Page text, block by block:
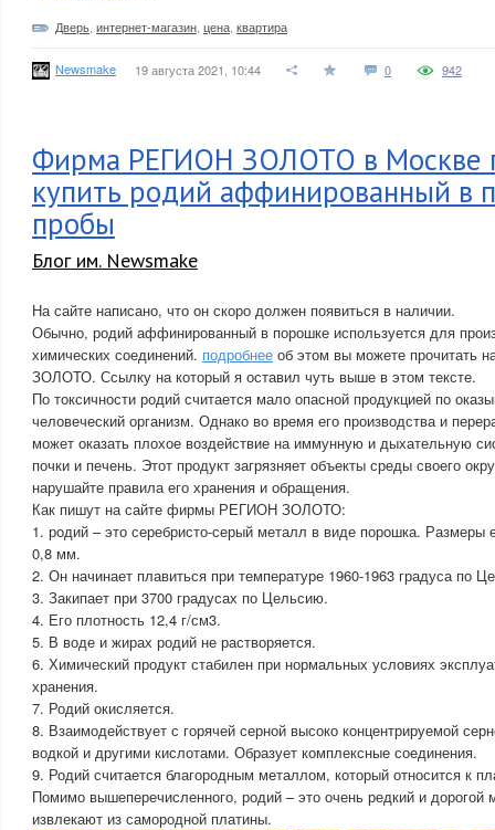
Дверь интернет-магазин цена квартира
Newsmake 19 августа 2021, 10:44 0 942
Фирма РЕГИОН ЗОЛОТО в Москве
купить родий аффинированный в
пробы
Блог им. Newsmake
На сайте написано, что он скоро должен появиться в наличии.
Обычно, родий аффинированный в порошке используется для
химических соединений. подробнее об этом вы можете прочитать
ЗОЛОТО. Ссылку на который я оставил чуть выше в этом тексте.
По токсичности родий считается мало опасной продукцией по
человеческий организм. Однако во время его производства и
может оказать плохое воздействие на иммунную и дыхательную
почки и печень. Этот продукт загрязняет объекты среды своего
нарушайте правила его хранения и обращения.
Как пишут на сайте фирмы РЕГИОН ЗОЛОТО:
1. родий – это серебристо-серый металл в виде порошка. Размеры
0,8 мм.
2. Он начинает плавиться при температуре 1960-1963 градуса по
3. Закипает при 3700 градусах по Цельсию.
4. Его плотность 12,4 г/см3.
5. В воде и жирах родий не растворяется.
6. Химический продукт стабилен при нормальных условиях
хранения.
7. Родий окисляется.
8. Взаимодействует с горячей серной высоко концентрируемой
водкой и другими кислотами. Образует комплексные соединения.
9. Родий считается благородным металлом, который относится к
Помимо вышеперечисленного, родий – это очень редкий и дорогой
извлекают из самородной платины.